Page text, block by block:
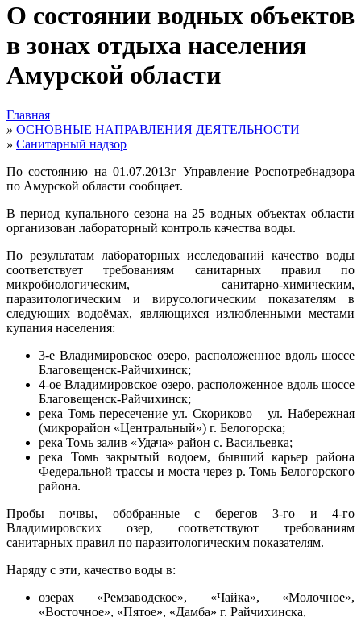
О состоянии водных объектов
в зонах отдыха населения
Амурской области
Главная
» ОСНОВНЫЕ НАПРАВЛЕНИЯ ДЕЯТЕЛЬНОСТИ
» Санитарный надзор
По состоянию на 01.07.2013г Управление Роспотребнадзора
по Амурской области сообщает.
В период купального сезона на 25 водных объектах области
организован лабораторный контроль качества воды.
По результатам лабораторных исследований качество воды
соответствует требованиям санитарных правил по
микробиологическим, санитарно-химическим,
паразитологическим и вирусологическим показателям в
следующих водоёмах, являющихся излюбленными местами
купания населения:
3-е Владимировское озеро, расположенное вдоль шоссе
Благовещенск-Райчихинск;
4-ое Владимировское озеро, расположенное вдоль шоссе
Благовещенск-Райчихинск;
река Томь пересечение ул. Скориково – ул. Набережная
(микрорайон «Центральный») г. Белогорска;
река Томь залив «Удача» район с. Васильевка;
река Томь закрытый водоем, бывший карьер района
Федеральной трассы и моста через р. Томь Белогорского
района.
Пробы почвы, обобранные с берегов 3-го и 4-го
Владимировских озер, соответствуют требованиям
санитарных правил по паразитологическим показателям.
Наряду с эти, качество воды в:
озерах «Ремзаводское», «Чайка», «Молочное»,
«Восточное», «Пятое», «Дамба» г. Райчихинска,